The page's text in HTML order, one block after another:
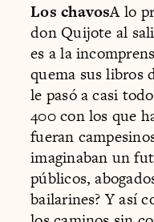
Los chavosA lo
don Quijote al
es a la
quema sus libros
le pasó a casi
400 con los que
fueran
imaginaban un
públicos,
bailarines? Y así